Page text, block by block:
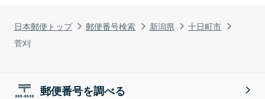
日本郵便トップ 郵便番号検索 新潟県
十日町市
菅刈
郵便番号を調べる